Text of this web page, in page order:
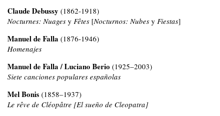
Claude Debussy (1862-1918)
Nocturnes: Nuages y Fêtes [Nocturnos: Nubes y Fiestas]
Manuel de Falla (1876-1946)
Homenajes
Manuel de Falla / Luciano Berio (1925–2003)
Siete canciones populares españolas
Mel Bonis (1858–1937)
Le rêve de Cléopâtre [El sueño de Cleopatra]